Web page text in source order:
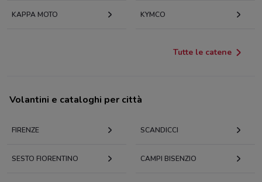
KAPPA MOTO KYMCO
Tutte le catene
Volantini e cataloghi per città
FIRENZE SCANDICCI
SESTO FIORENTINO CAMPI BISENZIO